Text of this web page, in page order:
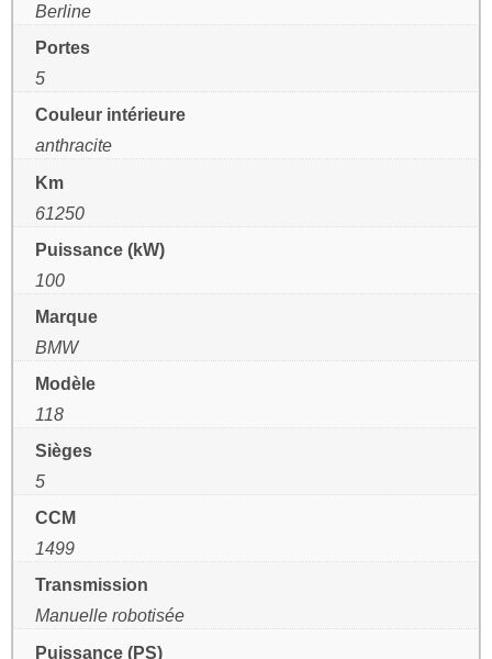
Berline
Portes
5
Couleur intérieure
anthracite
Km
61250
Puissance (kW)
100
Marque
BMW
Modèle
118
Sièges
5
CCM
1499
Transmission
Manuelle robotisée
Puissance (PS)